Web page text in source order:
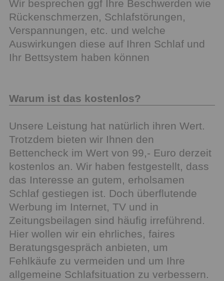
Wir besprechen ggf Ihre Beschwerden wie
Rückenschmerzen, Schlafstörungen,
Verspannungen, etc. und welche
Auswirkungen diese auf Ihren Schlaf und
Ihr Bettsystem haben können
Warum ist das kostenlos?
Unsere Leistung hat natürlich ihren Wert.
Trotzdem bieten wir Ihnen den
Bettencheck im Wert von 99,- Euro derzeit
kostenlos an. Wir haben festgestellt, dass
das Interesse an gutem, erholsamen
Schlaf gestiegen ist. Doch überflutende
Werbung im Internet, TV und in
Zeitungsbeilagen sind häufig irreführend.
Hier wollen wir ein ehrliches, faires
Beratungsgespräch anbieten, um
Fehlkäufe zu vermeiden und um Ihre
allgemeine Schlafsituation zu verbessern.